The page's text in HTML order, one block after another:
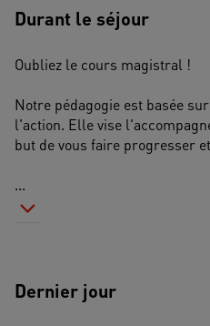
Durant le séjour
Oubliez le cours magistral !
Notre pédagogie est basée
l'action. Elle vise
but de vous faire progresser
...
Dernier jour